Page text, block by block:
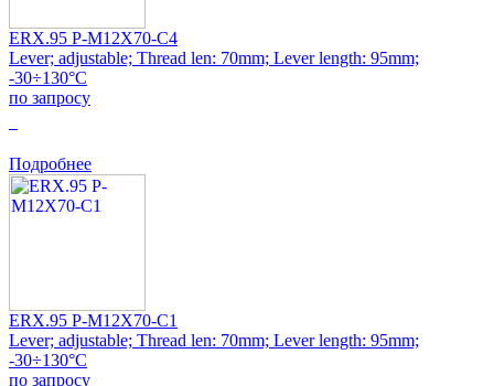
ERX.95 P-M12X70-C4
Lever; adjustable; Thread len: 70mm; Lever length: 95mm;
-30÷130°C
по запросу
Подробнее
ERX.95 P-M12X70-C1
Lever; adjustable; Thread len: 70mm; Lever length: 95mm;
-30÷130°C
по запросу